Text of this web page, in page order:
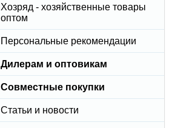
Хозряд - хозяйственные товары
оптом
Персональные рекомендации
Дилерам и оптовикам
Совместные покупки
Статьи и новости